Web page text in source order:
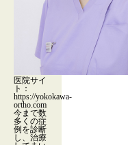
医院サイ
ト：
https://yokokawa-
ortho.com
今まで数
多くの症
例を診断
し、治療